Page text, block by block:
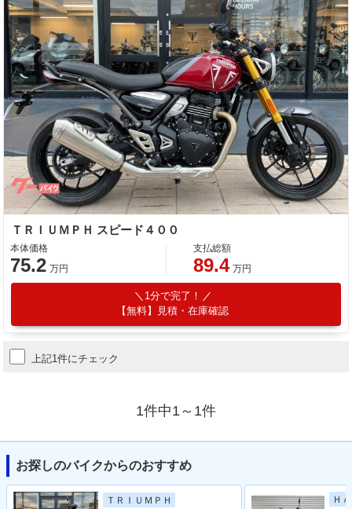
ＴＲＩＵＭＰＨ スピード４００
本体価格
75.2 万円
支払総額
89.4 万円
1分で完了！
【無料】見積・在庫確認
上記1件にチェック
1件中1～1件
お探しのバイクからのおすすめ
ＴＲＩＵＭＰＨ Ｈ